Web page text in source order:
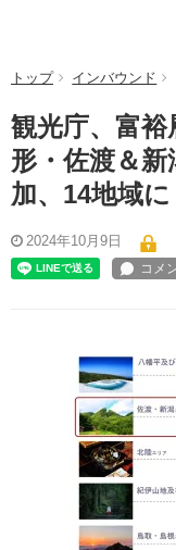
トップ インバウンド
観光庁、富
形・佐渡＆
加、14地域に
2024年10月9日